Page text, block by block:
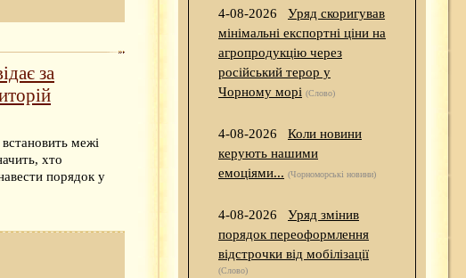
за
межі
хто
порядок у
4-08-2026
Уряд скоригував
мінімальні експортні ціни на
агропродукцію через
російський терор у
Чорному морі (Слово)
4-08-2026
Коли новини
керують нашими
емоціями... (Чорноморські новини)
4-08-2026
Уряд змінив
порядок переоформлення
відстрочки від мобілізації
(Слово)